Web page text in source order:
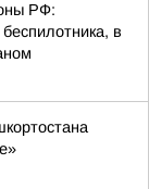
РФ:
в